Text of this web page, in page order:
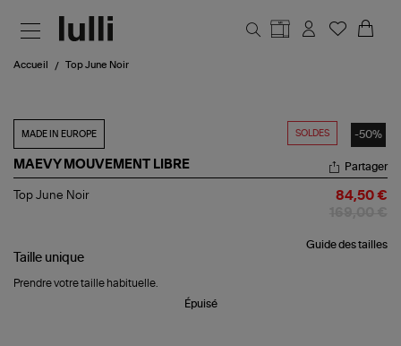
Accueil Top June Noir
SOLDES -50%
MADE IN EUROPE
MAEVY MOUVEMENT LIBRE
Top
Partager
Top June Noir 84,50 €
Guide des tailles
Taille unique
Prendre votre taille habituelle.
Épuisé